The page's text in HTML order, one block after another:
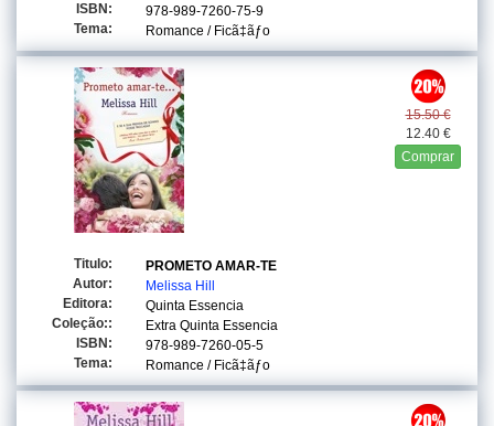
ISBN:
978-989-7260-75-9
Tema:
Romance / Ficã‡ãƒo
15.50 €
12.40 €
Comprar
Titulo:
PROMETO AMAR-TE
Autor:
Melissa Hill
Editora:
Quinta Essencia
Coleção::
Extra Quinta Essencia
ISBN:
978-989-7260-05-5
Tema:
Romance / Ficã‡ãƒo